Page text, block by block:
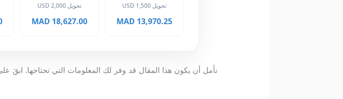
تحويل 1,500 USD
13,970.25 MAD
تحويل 2,000 USD
18,627.00 MAD
نأمل أن يكون هذا المقال قد وفر لك المعلومات التي تحتاجها. ابقَ